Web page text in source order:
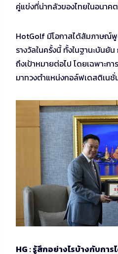
คู่แข่งที่น่ากลัวของไทยในอนาคต
HotGolf มีโอกาสได้สัมภาษณ์
รางวัลในครั้งนี้ ทั้งในฐานะบันยั
ถึงเป้าหมายต่อไป โดยเฉพาะก
มาทวงตำแหน่งกอล์ฟเดสติเนชั่
HG : รู้สึกอย่างไรบ้างกับการ